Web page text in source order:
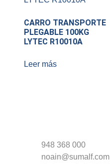
CARRO TRANSPORTE
PLEGABLE 100KG
LYTEC R10010A
Leer más
948 368 000
noain@sumalf.com